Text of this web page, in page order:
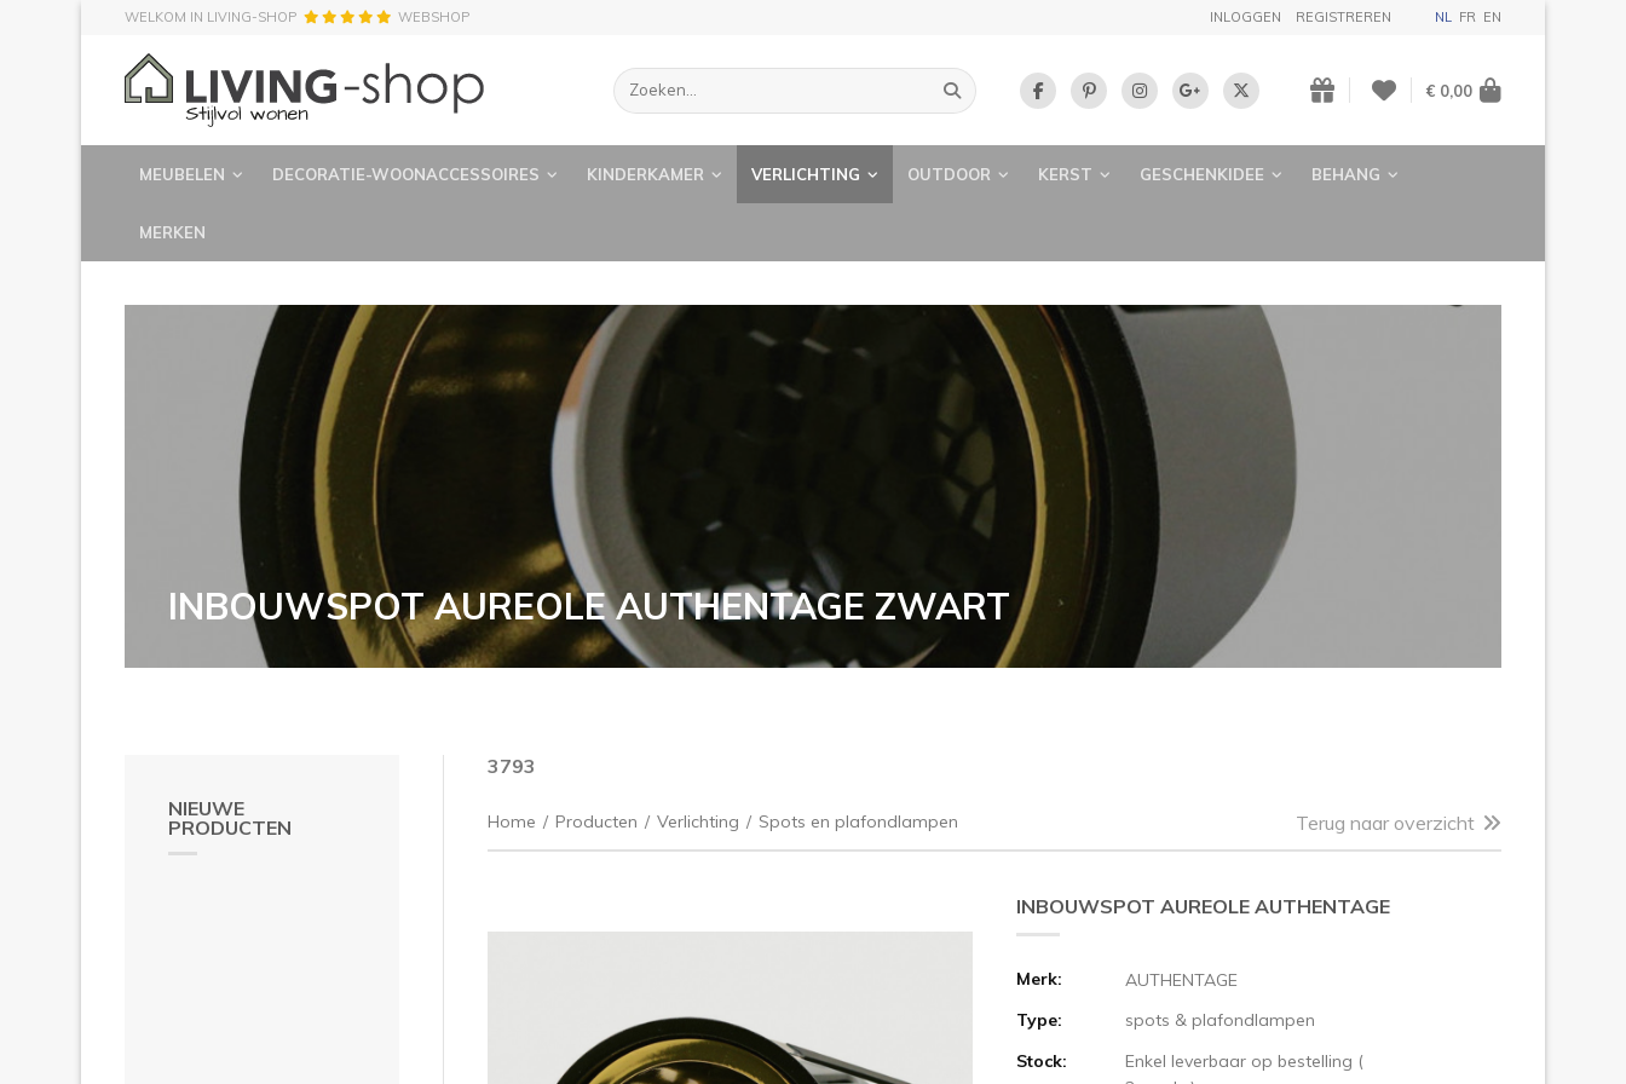
WELKOM IN LIVING-SHOP WEBSHOP INLOGGEN REGISTREREN NL FR EN
€ 0,00
MEUBELEN DECORATIE-WOONACCESSOIRES KINDERKAMER VERLICHTING OUTDOOR KERST GESCHENKIDEE BEHANG
MERKEN
INBOUWSPOT AUREOLE AUTHENTAGE ZWART
NIEUWE
PRODUCTEN
3793
Home / Producten / Verlichting / Spots en plafondlampen Terug naar overzicht
INBOUWSPOT AUREOLE AUTHENTAGE
Merk:
AUTHENTAGE
Type:
spots & plafondlampen
Stock:
Enkel leverbaar op bestelling (